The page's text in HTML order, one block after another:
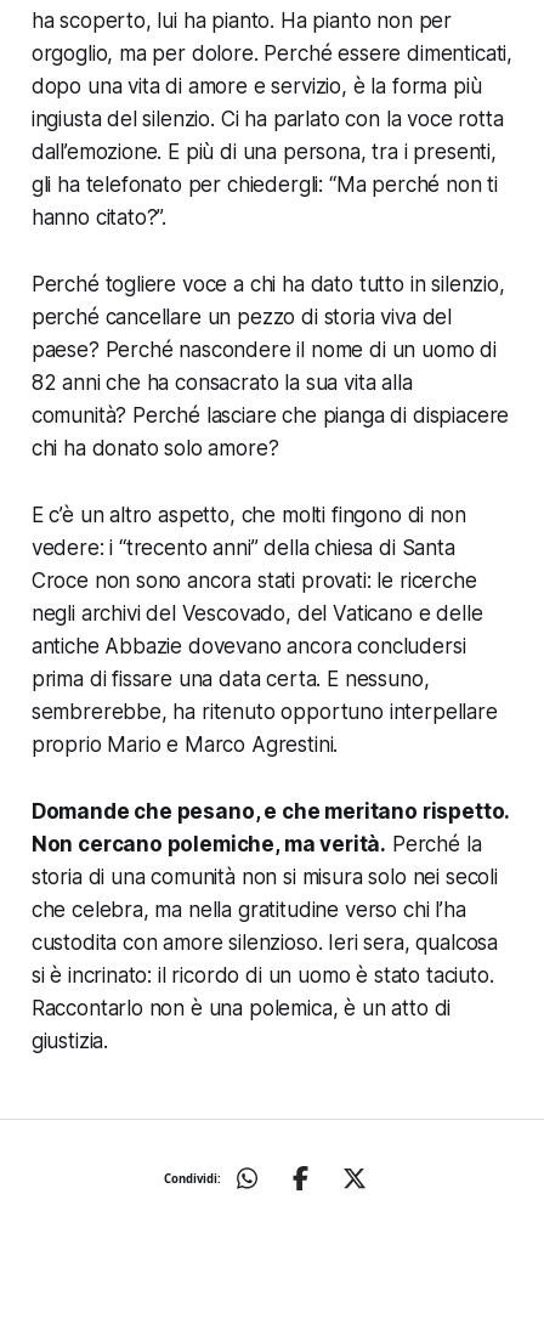
ha scoperto, lui ha pianto. Ha pianto non per
orgoglio, ma per dolore. Perché essere dimenticati,
dopo una vita di amore e servizio, è la forma più
ingiusta del silenzio. Ci ha parlato con la voce rotta
dall’emozione. E più di una persona, tra i presenti,
gli ha telefonato per chiedergli: “Ma perché non ti
hanno citato?”.
Perché togliere voce a chi ha dato tutto in silenzio,
perché cancellare un pezzo di storia viva del
paese? Perché nascondere il nome di un uomo di
82 anni che ha consacrato la sua vita alla
comunità? Perché lasciare che pianga di dispiacere
chi ha donato solo amore?
E c’è un altro aspetto, che molti fingono di non
vedere: i “trecento anni” della chiesa di Santa
Croce non sono ancora stati provati: le ricerche
negli archivi del Vescovado, del Vaticano e delle
antiche Abbazie dovevano ancora concludersi
prima di fissare una data certa. E nessuno,
sembrerebbe, ha ritenuto opportuno interpellare
proprio Mario e Marco Agrestini.
Domande che pesano, e che meritano rispetto.
Non cercano polemiche, ma verità. Perché la
storia di una comunità non si misura solo nei secoli
che celebra, ma nella gratitudine verso chi l’ha
custodita con amore silenzioso. Ieri sera, qualcosa
si è incrinato: il ricordo di un uomo è stato taciuto.
Raccontarlo non è una polemica, è un atto di
giustizia.
Condividi: